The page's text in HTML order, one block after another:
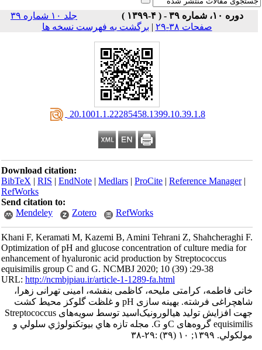
جلد ۱۰ شماره ۳۹
|برگشت به فهرست نسخه ها
‎ 20.1001.1.22285458.1399.10.39.1.8
Download citation:
BibTeX| RIS|EndNote|Medlars|ProCite|
Send citation to:
Mendeley
Zotero
Khani F, Keramati M, Kazemi B, Amini Tehrani Z,
Optimization of pH and glucose concentration of
enhancement of hyaluronic acid production by
equisimilis group C and G. NCMBJ 2020; 10 (39) :29-
URL:http://ncmbjpiau.ir/article-1-1289-fa.html
کرامتی ملیحه، کاظمی بنفشه، امینی تهرانی زهرا،
شاهچراغی فرشته. بهینه سازی pH و غلظت گلوکز محیط کشت
جهت افزایش تولید هیالورونیک‌اسید توسط سویه‌های Streptococcus
equisimilis گروه‌های Cو G. مجله تازه هاي بيوتكنولوژي سلولي و